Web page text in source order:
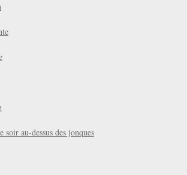
au-dessus des jonques